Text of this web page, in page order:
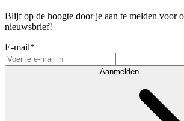
Blijf op de hoogte door je aan te melden voor
nieuwsbrief!
E-mail*
Aanmelden